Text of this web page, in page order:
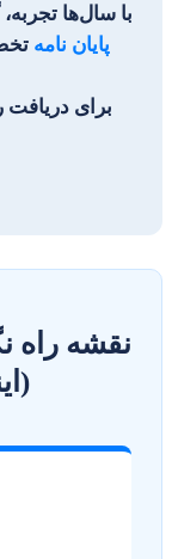
با سال‌ها تجربه،
پایان نامه تخصصی،
برای دریافت
نقشه راه